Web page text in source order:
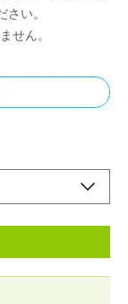
い。
せん。